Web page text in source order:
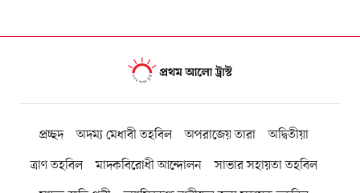
প্রচ্ছদ অদম্য মেধাবী তহবিল অপরাজেয় তারা
অদ্বিতীয়া
ত্রাণ তহবিল
মাদকবিরোধী আন্দোলন
সাভার সহায়তা তহবিল